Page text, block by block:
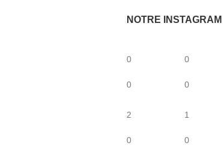
NOTRE INSTAGRAM
0
0
0
0
2
0
1
0